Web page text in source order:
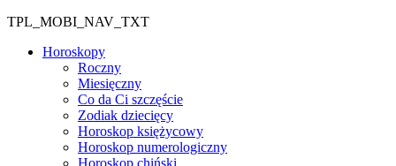
TPL_MOBI_NAV_TXT
Horoskopy
Roczny
Miesięczny
Co da Ci szczęście
Zodiak dziecięcy
Horoskop księżycowy
Horoskop numerologiczny
Horoskop chiński